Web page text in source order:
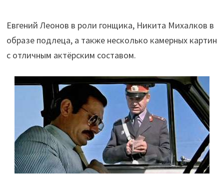
Евгений Леонов в роли гонщика, Никита Михалков в
образе подлеца, а также несколько камерных картин
с отличным актёрским составом.